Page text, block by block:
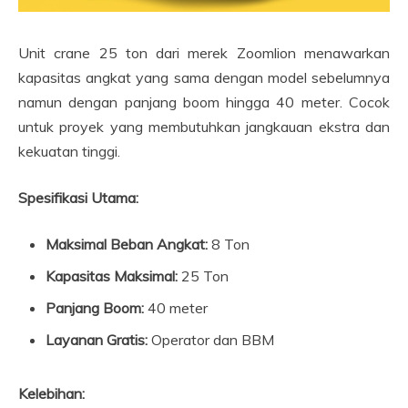
Unit crane 25 ton dari merek Zoomlion menawarkan
kapasitas angkat yang sama dengan model sebelumnya
namun dengan panjang boom hingga 40 meter. Cocok
untuk proyek yang membutuhkan jangkauan ekstra dan
kekuatan tinggi.
Spesifikasi Utama:
Maksimal Beban Angkat: 8 Ton
Kapasitas Maksimal: 25 Ton
Panjang Boom: 40 meter
Layanan Gratis: Operator dan BBM
Kelebihan: